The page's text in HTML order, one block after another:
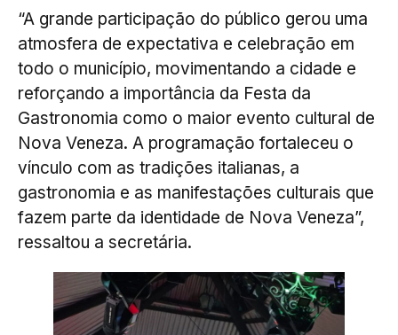
“A grande participação do público gerou uma
atmosfera de expectativa e celebração em
todo o município, movimentando a cidade e
reforçando a importância da Festa da
Gastronomia como o maior evento cultural de
Nova Veneza. A programação fortaleceu o
vínculo com as tradições italianas, a
gastronomia e as manifestações culturais que
fazem parte da identidade de Nova Veneza”,
ressaltou a secretária.